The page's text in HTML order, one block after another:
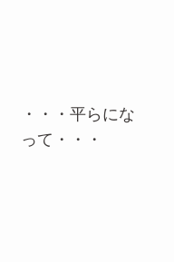
・・・平らにな
って・・・